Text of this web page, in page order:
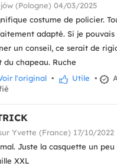
(Pologne) 04/03/2025
costume de policier.
adapté. Si je pouvais
un conseil, ce serait de
du chapeau. Ruche
l'original • Utile •
Yvette (France) 17/10/2022
mal. Juste la casquette un
XXL